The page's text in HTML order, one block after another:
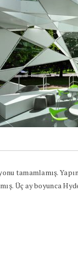
tamamlamış.
Üç ay boyunca